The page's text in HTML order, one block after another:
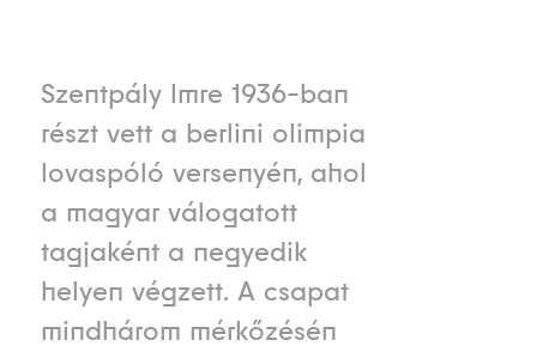
Szentpály Imre 1936-ban
részt vett a berlini olimpia
lovaspóló versenyén, ahol
a magyar válogatott
tagjaként a negyedik
helyen végzett. A csapat
mindhárom mérkőzésén